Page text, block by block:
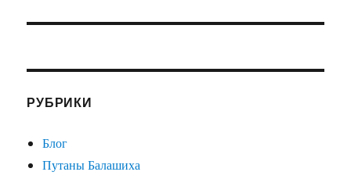
РУБРИКИ
Блог
Путаны Балашиха